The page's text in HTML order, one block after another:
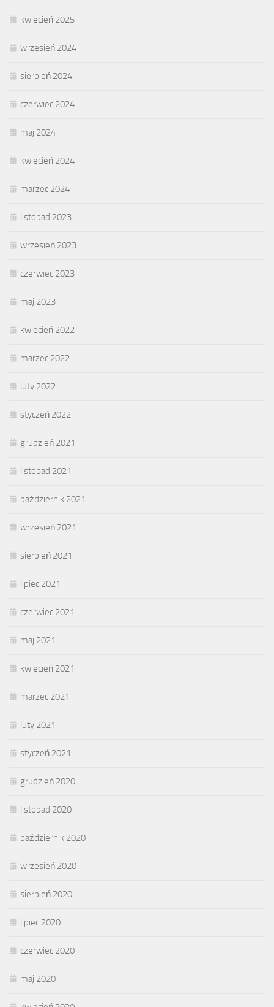
kwiecień 2025
wrzesień 2024
sierpień 2024
czerwiec 2024
maj 2024
kwiecień 2024
marzec 2024
listopad 2023
wrzesień 2023
czerwiec 2023
maj 2023
kwiecień 2022
marzec 2022
luty 2022
styczeń 2022
grudzień 2021
listopad 2021
październik 2021
wrzesień 2021
sierpień 2021
lipiec 2021
czerwiec 2021
maj 2021
kwiecień 2021
marzec 2021
luty 2021
styczeń 2021
grudzień 2020
listopad 2020
październik 2020
wrzesień 2020
sierpień 2020
lipiec 2020
czerwiec 2020
maj 2020